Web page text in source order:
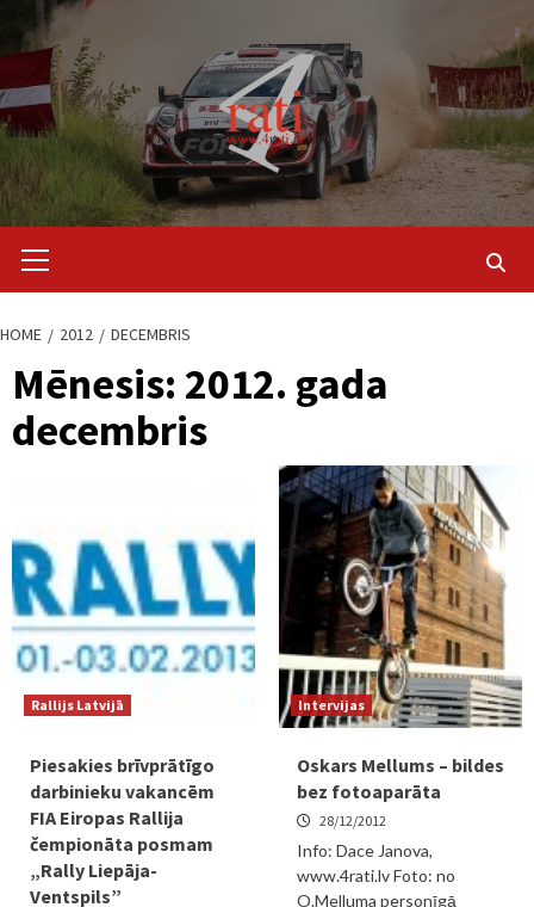
content
Menu
HOME 2012 DECEMBRIS
Mēnesis: 2012. gada
decembris
Rallijs Latvijā
Piesakies brīvprātīgo
darbinieku vakancēm
FIA Eiropas Rallija
čempionāta posmam
„Rally Liepāja-
Ventspils”
Intervijas
Oskars Mellums – bildes
bez fotoaparāta
28/12/2012
Info: Dace Janova,
www.4rati.lv Foto: no
O.Melluma personīgā